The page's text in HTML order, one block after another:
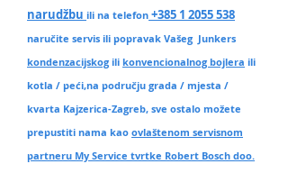
narudžbu ili na telefon +385 1 2055 538
naručite servis ili popravak Vašeg Junkers
kondenzacijskog ili konvencionalnog bojlera ili
kotla / peći,na području grada / mjesta /
kvarta Kajzerica-Zagreb, sve ostalo možete
prepustiti nama kao ovlaštenom servisnom
partneru My Service tvrtke Robert Bosch doo.